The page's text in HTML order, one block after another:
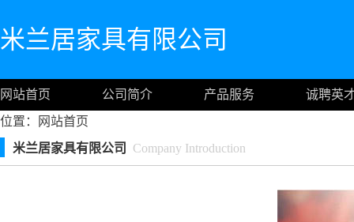
米兰居家具有限公司
网站首页 公司简介 产品服务
诚聘英
位置：
网站首页
米兰居家具有限公司
Company Introduction